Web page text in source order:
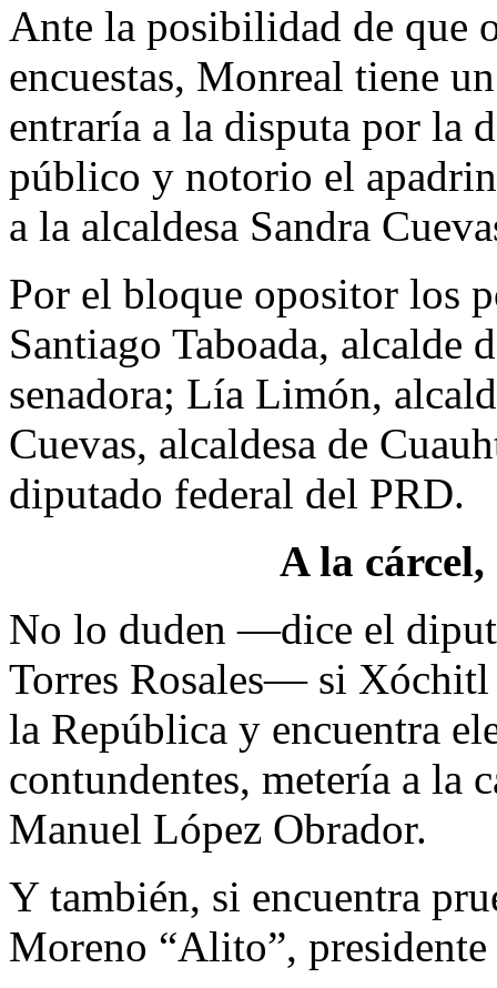
Ante la posibilidad de que
encuestas, Monreal tiene
entraría a la disputa por la
público y notorio el
a la alcaldesa Sandra
Por el bloque opositor los
Santiago Taboada, alcalde
senadora; Lía Limón,
Cuevas, alcaldesa de
diputado federal del PRD.
A la
No lo duden —dice el
Torres Rosales— si Xóchitl
la República y encuentra
contundentes, metería a la
Manuel López Obrador.
Y también, si encuentra
Moreno “Alito”,